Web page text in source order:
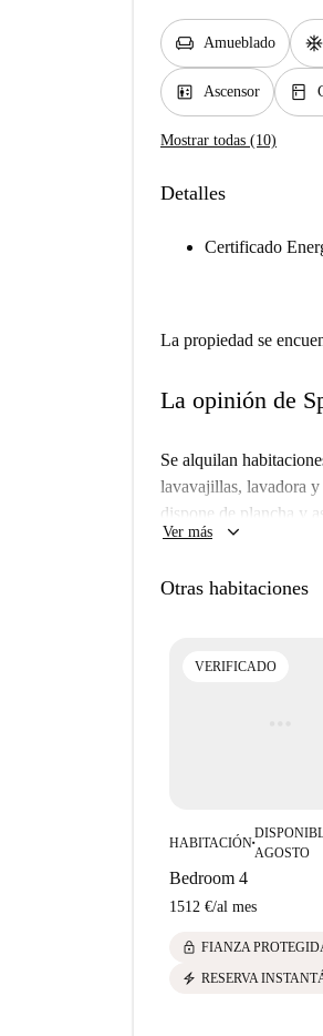
chair Amueblado ac_unit
elevator Ascensor kitchen
Mostrar todas (10)
Detalles
Certificado
La propiedad se
La opinión de
Se alquilan
lavavajillas, lavadora y
dispone de plancha y
Ver más keyboard_arrow_down
Otras habitaciones
VERIFICADO
HABITACIÓN■
AGOSTO
Bedroom 4
1512 €/al mes
lock FIANZA
electric_bolt RESERVA